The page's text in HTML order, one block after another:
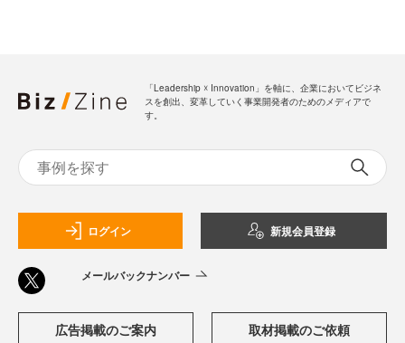
「Leadership ☓ Innovation」を軸に、企業においてビジネ
スを創出、変革していく事業開発者のためのメディアで
す。
ログイン 新規会員登録
メールバックナンバー
広告掲載のご案内 取材掲載のご依頼